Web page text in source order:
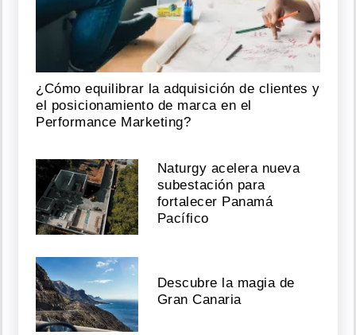
¿Cómo equilibrar la adquisición de clientes y
el posicionamiento de marca en el
Performance Marketing?
Naturgy acelera nueva
subestación para
fortalecer Panamá
Pacífico
Descubre la magia de
Gran Canaria